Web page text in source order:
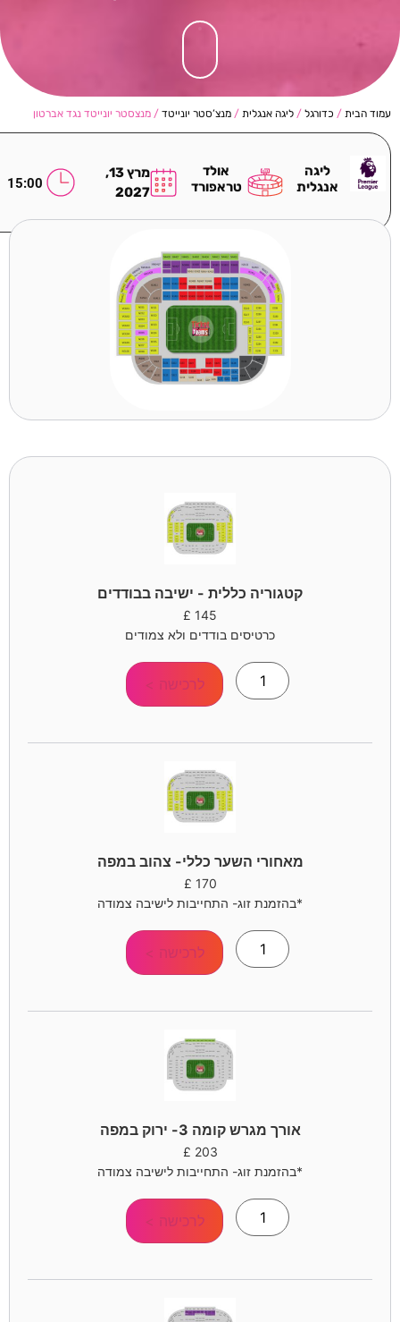
עמוד הבית / כדורגל / ליגה אנגלית / מנצ’סטר יונייטד / מנצסטר יונייטד נגד אברטון
ליגה
אנגלית
אולד
טראפורד
מרץ 13,
2027
15:00
קטגוריה כללית - ישיבה בבודדים
145
£
כרטיסים בודדים ולא צמודים
לרכישה >
מאחורי השער כללי- צהוב במפה
170
£
*בהזמנת זוג- התחייבות לישיבה צמודה
לרכישה >
אורך מגרש קומה 3- ירוק במפה
203
£
*בהזמנת זוג- התחייבות לישיבה צמודה
לרכישה >